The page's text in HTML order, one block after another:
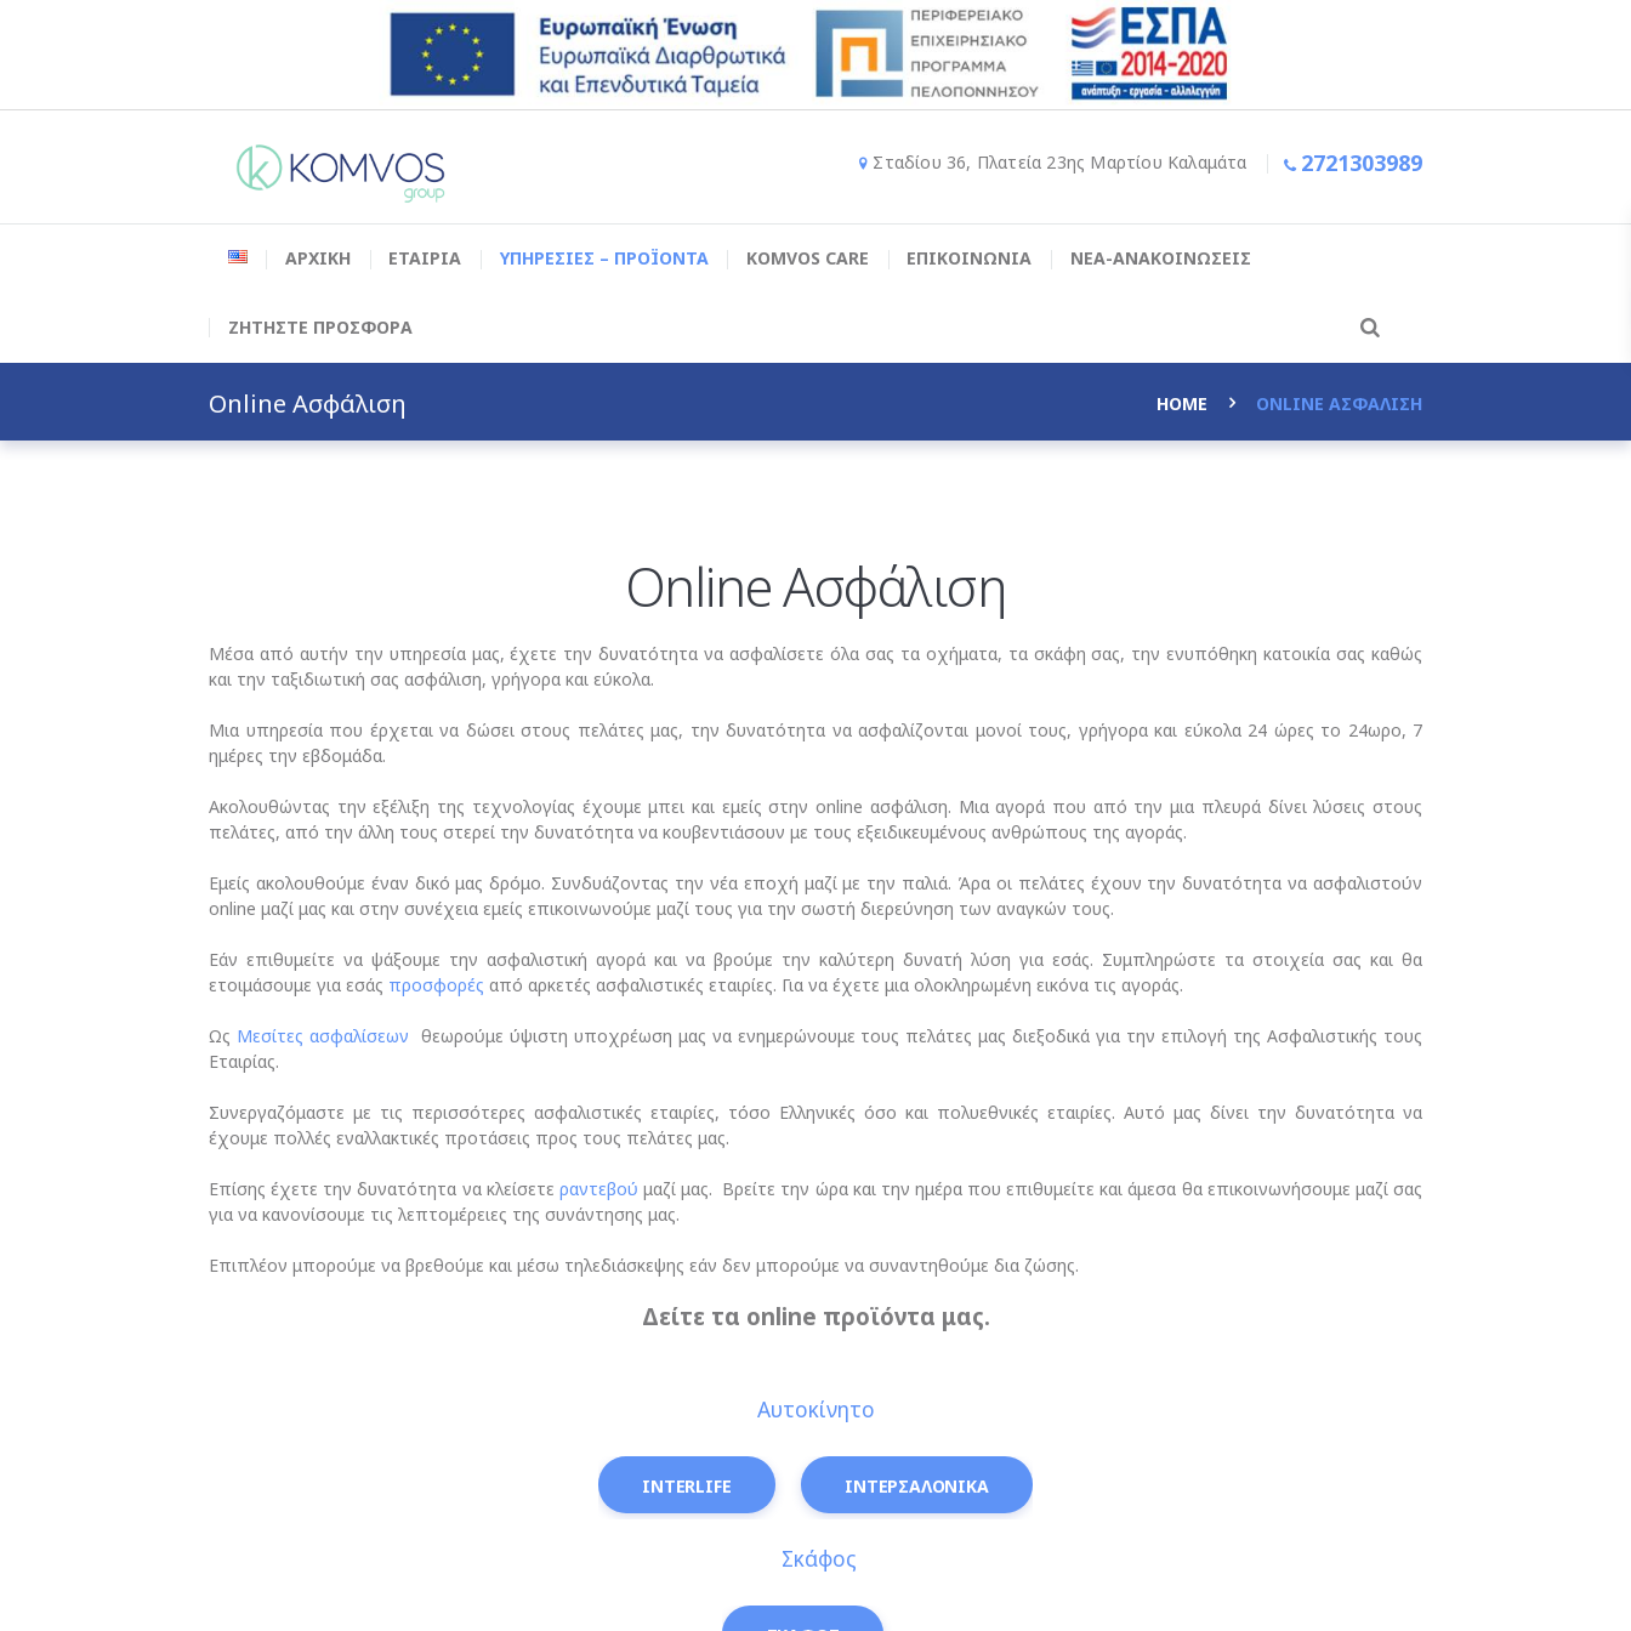
2721303989
Σταδίου 36, Πλατεία 23ης Μαρτίου Καλαμάτα
ΑΡΧΙΚΗ ΕΤΑΙΡΙΑ ΥΠΗΡΕΣΙΕΣ – ΠΡΟΪΟΝΤΑ KOMVOS CARE ΕΠΙΚΟΙΝΩΝΙΑ ΝΕΑ-ΑΝΑΚΟΙΝΩΣΕΙΣ
ΖΗΤΗΣΤΕ ΠΡΟΣΦΟΡΑ
Online Ασφάλιση HOME ONLINE ΑΣΦΑΛΙΣΗ
Online Ασφάλιση
Μέσα από αυτήν την υπηρεσία μας, έχετε την δυνατότητα να ασφαλίσετε όλα σας τα οχήματα, τα σκάφη σας, την ενυπόθηκη κατοικία σας καθώς
και την ταξιδιωτική σας ασφάλιση, γρήγορα και εύκολα.
Μια υπηρεσία που έρχεται να δώσει στους πελάτες μας, την δυνατότητα να ασφαλίζονται μονοί τους, γρήγορα και εύκολα 24 ώρες το 24ωρο, 7
ημέρες την εβδομάδα.
Ακολουθώντας την εξέλιξη της τεχνολογίας έχουμε μπει και εμείς στην online ασφάλιση. Μια αγορά που από την μια πλευρά δίνει λύσεις στους
πελάτες, από την άλλη τους στερεί την δυνατότητα να κουβεντιάσουν με τους εξειδικευμένους ανθρώπους της αγοράς.
Εμείς ακολουθούμε έναν δικό μας δρόμο. Συνδυάζοντας την νέα εποχή μαζί με την παλιά. Άρα οι πελάτες έχουν την δυνατότητα να ασφαλιστούν
online μαζί μας και στην συνέχεια εμείς επικοινωνούμε μαζί τους για την σωστή διερεύνηση των αναγκών τους.
Εάν επιθυμείτε να ψάξουμε την ασφαλιστική αγορά και να βρούμε την καλύτερη δυνατή λύση για εσάς. Συμπληρώστε τα στοιχεία σας και θα
ετοιμάσουμε για εσάς προσφορές από αρκετές ασφαλιστικές εταιρίες. Για να έχετε μια ολοκληρωμένη εικόνα τις αγοράς.
Ως Μεσίτες ασφαλίσεων θεωρούμε ύψιστη υποχρέωση μας να ενημερώνουμε τους πελάτες μας διεξοδικά για την επιλογή της Ασφαλιστικής τους
Εταιρίας.
Συνεργαζόμαστε με τις περισσότερες ασφαλιστικές εταιρίες, τόσο Ελληνικές όσο και πολυεθνικές εταιρίες. Αυτό μας δίνει την δυνατότητα να
έχουμε πολλές εναλλακτικές προτάσεις προς τους πελάτες μας.
Επίσης έχετε την δυνατότητα να κλείσετε ραντεβού μαζί μας. Βρείτε την ώρα και την ημέρα που επιθυμείτε και άμεσα θα επικοινωνήσουμε μαζί σας
για να κανονίσουμε τις λεπτομέρειες της συνάντησης μας.
Επιπλέον μπορούμε να βρεθούμε και μέσω τηλεδιάσκεψης εάν δεν μπορούμε να συναντηθούμε δια ζώσης.
Δείτε τα online προϊόντα μας.
Αυτοκίνητο
INTERLIFE ΙΝΤΕΡΣΑΛΟΝΙΚΑ
Σκάφος